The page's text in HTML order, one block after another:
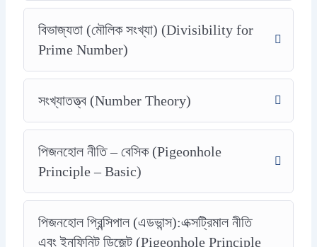
বিভাজ্যতা (মৌলিক সংখ্যা) (Divisibility for
Prime Number)
সংখ্যাতত্ত্ব (Number Theory)
পিজনহোল নীতি – বেসিক (Pigeonhole
Principle – Basic)
পিজনহোল প্রিন্সিপাল (এডভান্স):এক্সট্রিমাল নীতি
এবং ইনফিনিট ডিজেন্ট (Pigeonhole Principle